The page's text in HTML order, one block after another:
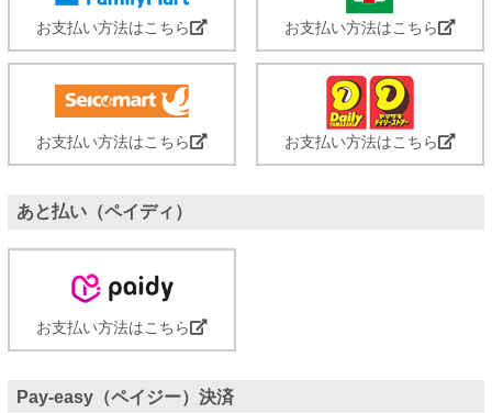
お支払い方法はこちら お支払い方法はこちら
お支払い方法はこちら お支払い方法はこちら
あと払い（ペイディ）
お支払い方法はこちら
Pay-easy（ペイジー）決済